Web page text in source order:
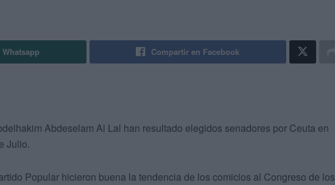
Compartir en Facebook
Abdeselam Al Lal han resultado elegidos senadores por Ceuta en
Julio.
Popular hicieron buena la tendencia de los comicios al Congreso de los